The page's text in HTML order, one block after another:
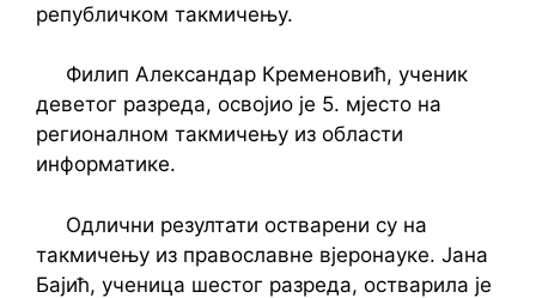
републичком такмичењу.
Филип Александар Кременовић, ученик
деветог разреда, освојио је 5. мјесто на
регионалном такмичењу из области
информатике.
Одлични резултати остварени су на
такмичењу из православне вјеронауке. Јана
Бајић, ученица шестог разреда, остварила је